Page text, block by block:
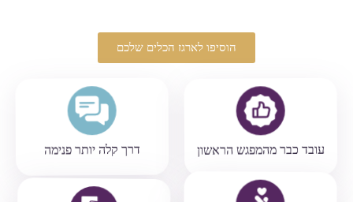
דרך קלה יותר פנימה
הוסיפו לארגז הכלים שלכם
עובד כבר מהמפגש הראשון